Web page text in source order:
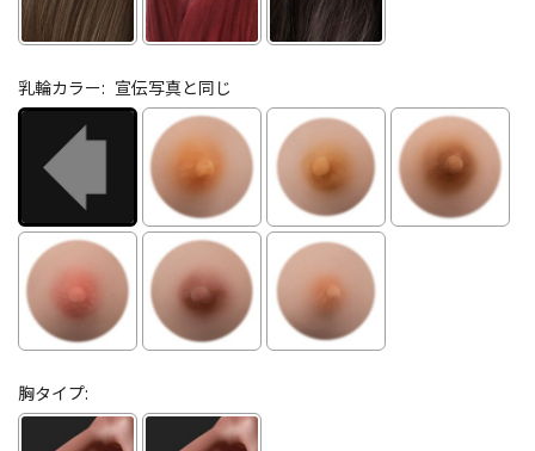
乳輪カラー: 宣伝写真と同じ
胸タイプ: